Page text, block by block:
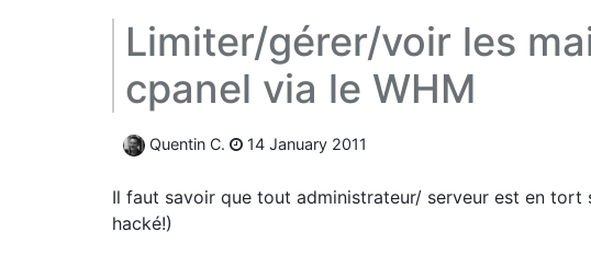
Limiter/gérer/voir les
cpanel via le WHM
Quentin C. 14 January 2011
Il faut savoir que tout administrateur/ serveur est en tort
hacké!)